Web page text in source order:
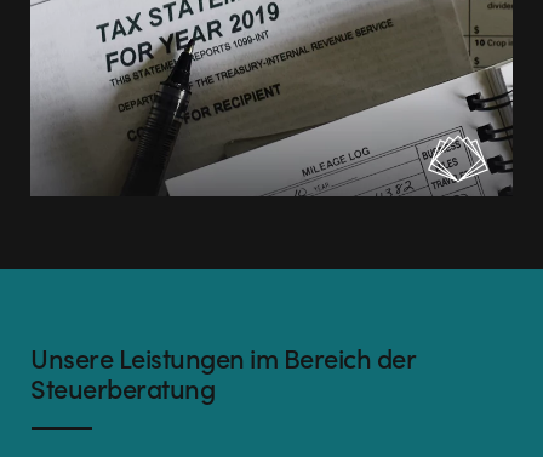
Unsere Leistungen im Bereich der
Steuerberatung